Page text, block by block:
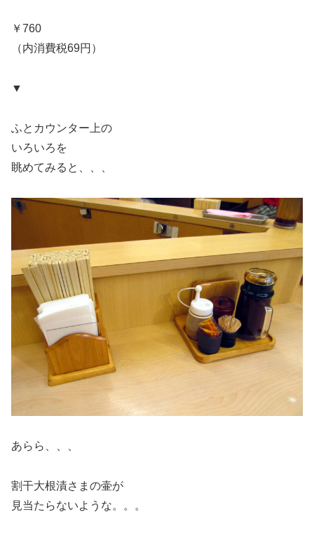
￥760
（内消費税69円）
▼
ふとカウンター上の
いろいろを
眺めてみると、、、
あらら、、、
割干大根漬さまの壷が
見当たらないような。。。